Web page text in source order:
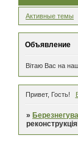
Активные темы
Объявление
Вітаю Вас на
Привет, Гость!
»